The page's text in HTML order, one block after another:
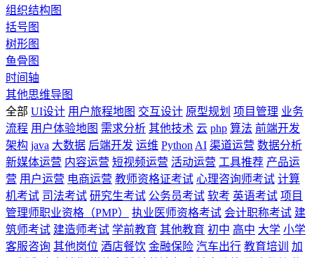
组织结构图
括号图
树形图
鱼骨图
时间轴
其他思维导图
全部 UI设计 用户旅程地图 交互设计 原型规划 项目管理 业务
流程 用户体验地图 需求分析 其他技术 云 php 算法 前端开发
架构 java 大数据 后端开发 运维 Python AI 渠道运营 数据分析
新媒体运营 内容运营 短视频运营 活动运营 工具推荐 产品运
营 用户运营 电商运营 教师资格证考试 心理咨询师考试 计算
机考试 司法考试 研究生考试 公务员考试 软考 英语考试 项目
管理师职业资格（PMP）
执业医师资格考试 会计职称考试 建
筑师考试 建造师考试 学前教育 其他教育 初中 高中 大学 小学
客服咨询 其他岗位 酒店餐饮 金融保险 汽车出行 教育培训
加